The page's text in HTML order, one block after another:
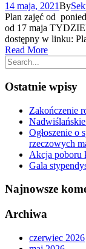
14 maja, 2021By
Plan zajęć od
od 17 maja
dostępny w linku:
Read More
Ostatnie wpisy
Zakończenie
Ogłoszenie o
rzeczowych
Akcja poboru
Gala
Najnowsze
Archiwa
czerwiec 2026